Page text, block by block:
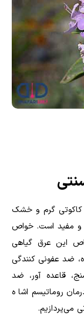
گرم و خشک
و مفید است. خواص
این عرق گیاهی
ضد عفونی کنندگی
قاعده آور، ضد
روماتیسم اشا ه
می‌پردازیم.